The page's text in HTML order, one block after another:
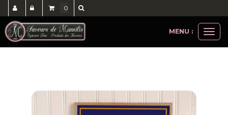
le
MENU :
idées cadeaux
0